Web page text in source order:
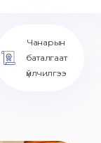
Чанарын
баталгаат
үйлчилгээ